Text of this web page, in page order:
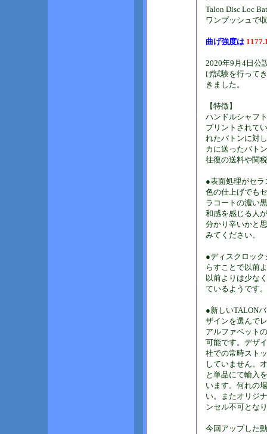
Talon Disc Loc
ワンプッシュで
曲げ強度は
2020年9月4日公
げ試験を行って
きました。
【特徴】
ハンドルシャフ
プリントされて
れたバトンに対
カに送ったバト
往復の送料や関
●表面処理がセ
色の仕上げでも
ラコートの濃い
和感を感じる人
分かり辛いかと
みてください。
●ディスクロッ
らすことで以前
以前よりは少な
ているようです。
●新しいTALON
ザインを選んで
アルファベット
可能です。デザ
社での常時スト
していません。
と単品にて輸入
います。何れの
い。またオリジ
ンセル不可とな
今回アップした